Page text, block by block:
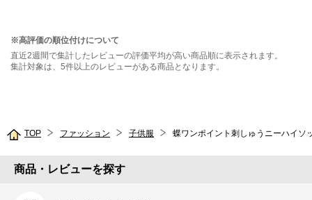
※高評価の順位付けについて
直近2週間で集計したレビューの評価平均が高い商品順に表示されます。
集計対象は、5件以上のレビューがある商品となります。
TOP ファッション 子供服 蝶ワンポイント刺しゅうニーハイソ
商品・レビューを探す